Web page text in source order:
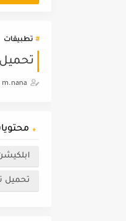
تطبيقات
تحميل
m.nana
ابلكيشن
تحميل